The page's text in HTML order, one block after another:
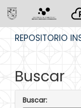
REPOSITORIO
Buscar
Buscar: